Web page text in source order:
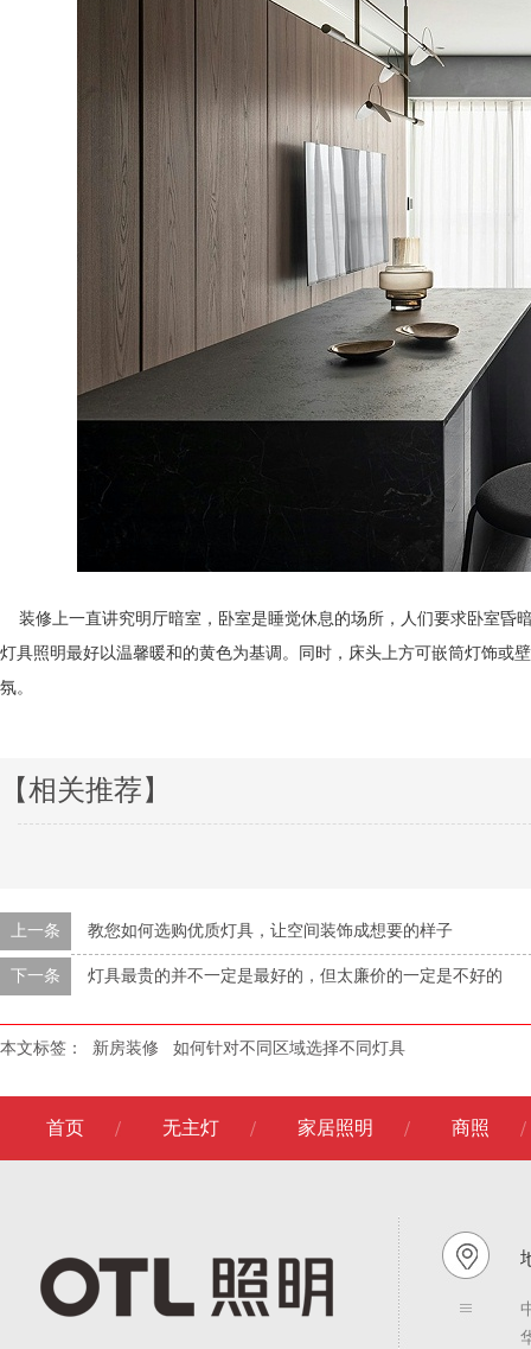
装修上一直讲究明厅暗室，卧室是睡觉休息的场所，人们要求卧室昏暗
灯具照明最好以温馨暖和的黄色为基调。同时，床头上方可嵌筒灯饰或
氛。
【相关推荐】
上一条 教您如何选购优质灯具，让空间装饰成想要的样子
下一条 灯具最贵的并不一定是最好的，但太廉价的一定是不好的
本文标签： 新房装修 如何针对不同区域选择不同灯具
首页 无主灯 家居照明 商照